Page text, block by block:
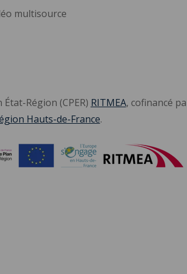
multisource
Région (CPER) RITMEA, cofinancé
Hauts-de-France.